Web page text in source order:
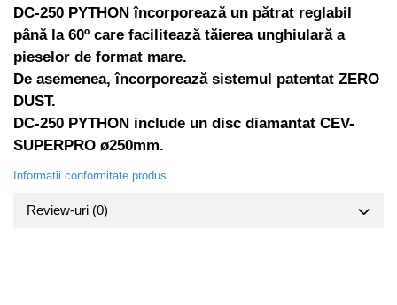
DC-250 PYTHON încorporează un pătrat reglabil
până la 60º care facilitează tăierea unghiulară a
pieselor de format mare.
De asemenea, încorporează sistemul patentat ZERO
DUST.
DC-250 PYTHON include un disc diamantat CEV-
SUPERPRO ø250mm.
Informatii conformitate produs
Review-uri (0)